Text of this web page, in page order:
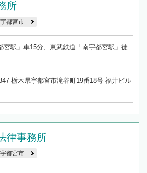
所
宇都宮市
宮駅」車15分、東武鉄道「南宇都宮駅」徒
栃木県宇都宮市滝谷町19番18号 福井ビル
律事務所
宇都宮市